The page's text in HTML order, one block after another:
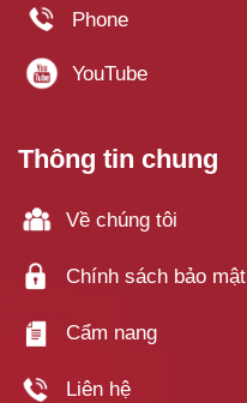
Thông tin chung
Về chúng tôi
Chính sách bảo mật
Cẩm nang
Liên hệ